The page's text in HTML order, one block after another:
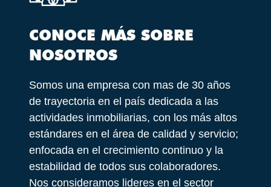
CONOCE MÁS SOBRE
NOSOTROS
Somos una empresa con mas de 30 años
de trayectoria en el país dedicada a las
actividades inmobiliarias, con los más altos
estándares en el área de calidad y servicio;
enfocada en el crecimiento continuo y la
estabilidad de todos sus colaboradores.
Nos consideramos lideres en el sector